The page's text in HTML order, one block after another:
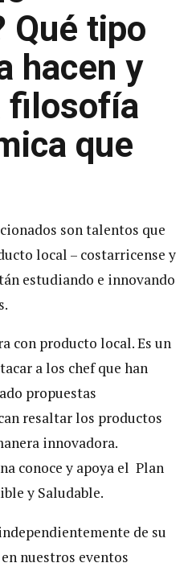
Qué tipo
hacen y
filosofía
que
son talentos que
local – costarricense y
estudiando e innovando
con producto local. Es un
a los chef que han
propuestas
resaltar los productos
innovadora.
conoce y apoya el Plan
y Saludable.
de su
nuestros eventos